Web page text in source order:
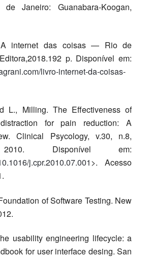
Janeiro: Guanabara-Koogan,
A internet das coisas — Rio de
p. Disponível em:
livro-internet-da-coisas-
L., Milling. The Effectiveness of
for pain reduction: A
Clinical Psycology, v.30, n.8,
2010. Disponível em:
j.cpr.2010.07.001>. Acesso
of Software Testing. New
usability engineering lifecycle: a
for user interface desing. San